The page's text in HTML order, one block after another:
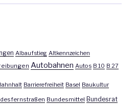
Albaufstieg Altkennzeichen
Autobahnen Autos B 10 B 27
Barrierefreiheit Basel Baukultur
Bundesmittel Bundesrat